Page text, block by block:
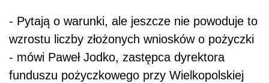
- Pytają o warunki, ale jeszcze nie powoduje to
wzrostu liczby złożonych wniosków o pożyczki
- mówi Paweł Jodko, zastępca dyrektora
funduszu pożyczkowego przy Wielkopolskiej